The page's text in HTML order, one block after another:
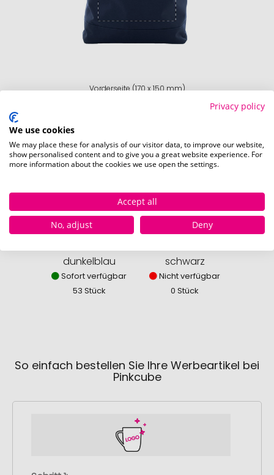
Vorderseite (170 x 150 mm)
Verfügbare Farben
dunkelblau
Sofort verfügbar
53 Stück
schwarz
Nicht verfügbar
0 Stück
So einfach bestellen Sie Ihre Werbeartikel bei
Pinkcube
Privacy policy
We use cookies
We may place these for analysis of our visitor data, to improve our website,
show personalised content and to give you a great website experience. For
more information about the cookies we use open the settings.
Accept all
No, adjust
Deny